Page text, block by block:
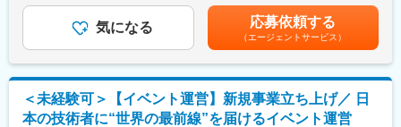
変更の範囲：会社の定める業務
・リアルイベントの運営・施工ディレクション（準備段階から当
日まで、多数の協力会社と連携しながら、イベントを創り上げま
（3）運営体制構築
（4）会期中の全体指揮 等
経験、能力等に応じて個別に決定します。■昇給：年1回（6月）■
賞与：年2回（1月・7月）賃金はあくまでも目安の金額であり、
選考を通じて上下する可能性があります。月給(月額)は固定手当を
含めた表記です。
気になる 応募依頼する
（エージェントサービス）
＜未経験可＞【イベント運営】新規事業立ち上げ／ 日
本の技術者に“世界の最前線”を届けるイベント運営